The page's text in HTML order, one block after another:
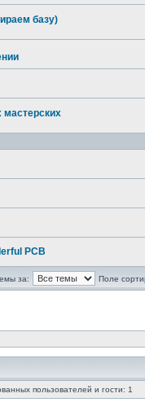
базу)
PCB
за: Поле
пользователей и гости: 1